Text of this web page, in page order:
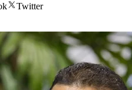
Twitter